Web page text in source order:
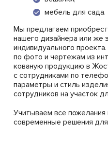
мебель для сада.
Мы предлагаем
нашего дизайнера или же
индивидуального
по фото и чертежам из
кованую продукцию в
с сотрудниками по
параметры и стиль
сотрудников на участок
Учитываем все пожелания
современные решения